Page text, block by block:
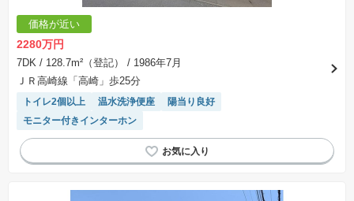
価格が近い
2280万円
7DK / 128.7m²（登記）
/ 1986年7月
ＪＲ高崎線「高崎」歩25分
トイレ2個以上 温水洗浄便座
陽当り良好
モニター付きインターホン